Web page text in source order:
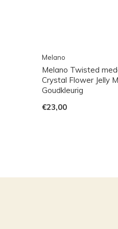
Melano
Melano Twisted
Crystal Flower Jelly
Goudkleurig
€23,00